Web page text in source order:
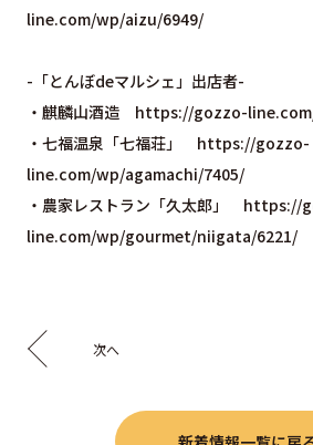
line.com/wp/aizu/6949/
-「とんぼdeマルシェ」出店者-
・麒麟山酒造 https://gozzo-
・七福温泉「七福荘」 https://gozzo-
line.com/wp/agamachi/7405/
・農家レストラン「久太郎」 https://
line.com/wp/gourmet/niigata/6221/
次へ